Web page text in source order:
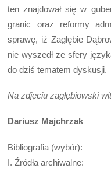
ten znajdował się w
granic oraz reformy
sprawę, iż Zagłębie
nie wyszedł ze sfery
do dziś tematem dyskusji.
Na zdjęciu zagłębiowski
Dariusz Majchrzak
Bibliografia (wybór):
I. Źródła archiwalne: